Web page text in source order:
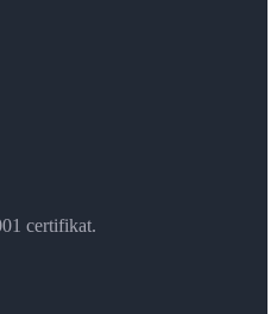
certifikat.